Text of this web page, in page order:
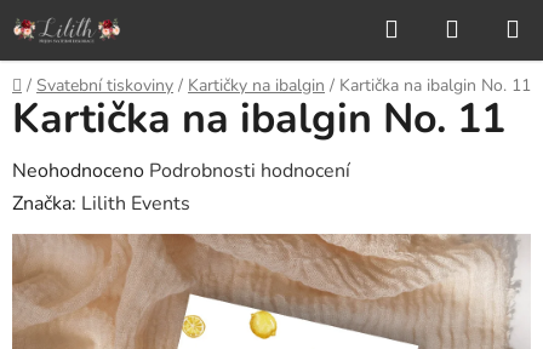
Přejít
na
obsah
Hledat
KOŠÍK
Domů
/ Svatební tiskoviny / Kartičky na ibalgin / Kartička na ibalgin No. 11
Kartička na ibalgin No. 11
Průměrné
hodnocení
produktu
je
0,0
z
Neohodnoceno Podrobnosti hodnocení
Značka: Lilith Events